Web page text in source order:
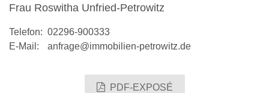
Frau Roswitha Unfried-Petrowitz
Telefon: 02296-900333
E-Mail:
anfrage@immobilien-petrowitz.de
PDF-EXPOSÉ